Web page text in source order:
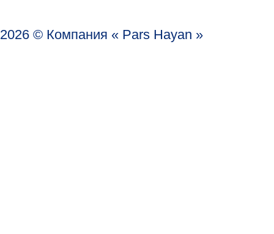
2026 © Компания « Pars Hayan »